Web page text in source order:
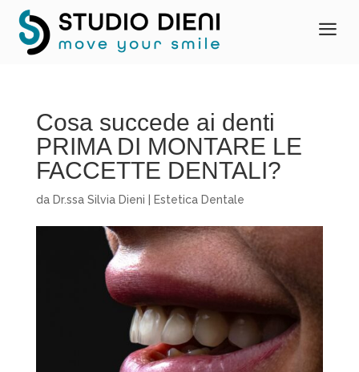
a
Cosa succede ai denti
PRIMA DI MONTARE LE
FACCETTE DENTALI?
da Dr.ssa Silvia Dieni Estetica Dentale